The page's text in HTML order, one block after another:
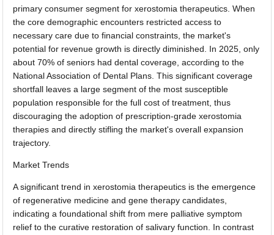
primary consumer segment for xerostomia therapeutics. When
the core demographic encounters restricted access to
necessary care due to financial constraints, the market's
potential for revenue growth is directly diminished. In 2025, only
about 70% of seniors had dental coverage, according to the
National Association of Dental Plans. This significant coverage
shortfall leaves a large segment of the most susceptible
population responsible for the full cost of treatment, thus
discouraging the adoption of prescription-grade xerostomia
therapies and directly stifling the market's overall expansion
trajectory.
Market Trends
A significant trend in xerostomia therapeutics is the emergence
of regenerative medicine and gene therapy candidates,
indicating a foundational shift from mere palliative symptom
relief to the curative restoration of salivary function. In contrast